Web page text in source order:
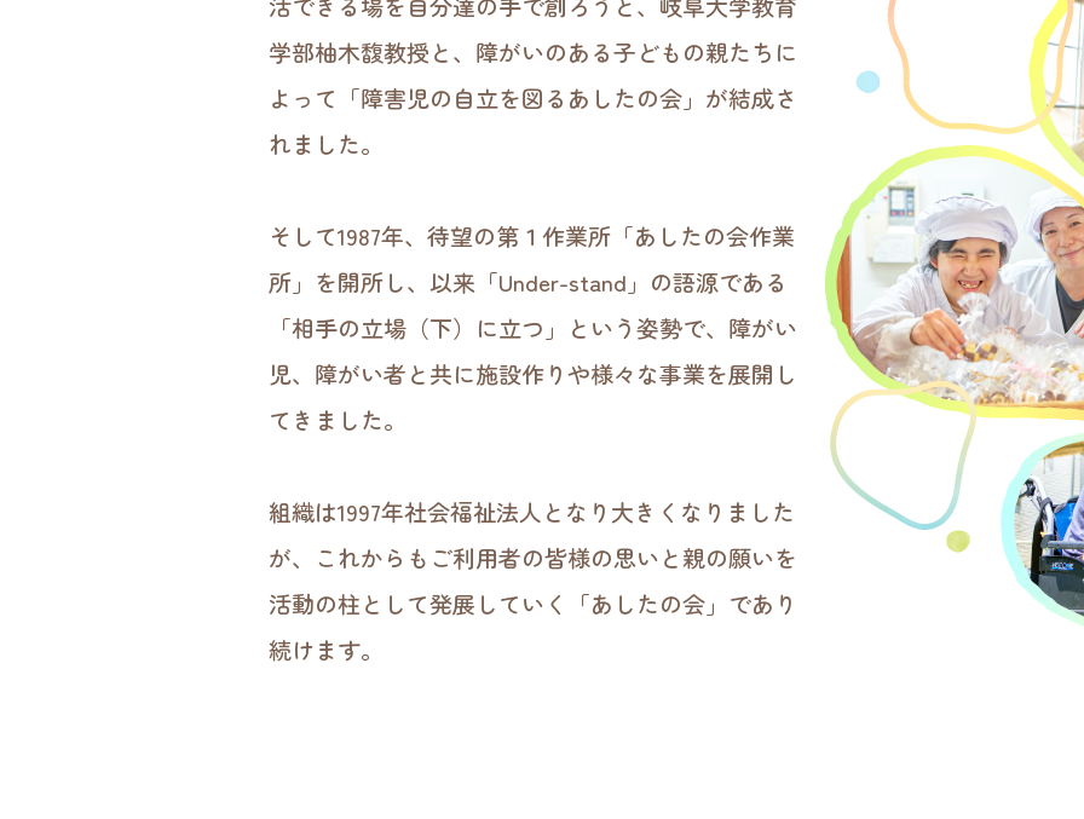
学部柚木馥教授と、障がいのある子どもの親たちに
よって「障害児の自立を図るあしたの会」が結成さ
れました。
そして1987年、待望の第１作業所「あしたの会作業
所」を開所し、以来「Under-stand」の語源である
「相手の立場（下）に立つ」という姿勢で、障がい
児、障がい者と共に施設作りや様々な事業を展開し
てきました。
組織は1997年社会福祉法人となり大きくなりました
が、これからもご利用者の皆様の思いと親の願いを
活動の柱として発展していく「あしたの会」であり
続けます。